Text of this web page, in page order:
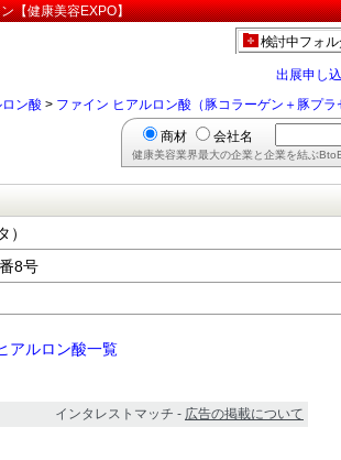
【健康美容EXPO】
検討中フォル
出展申し
ン酸 > ファイン ヒアルロン酸（豚コラーゲン＋豚プラ
商材 会社名
健康美容業界最大の企業と企業を結ぶ
8号
アルロン酸一覧
インタレストマッチ - 広告の掲載について